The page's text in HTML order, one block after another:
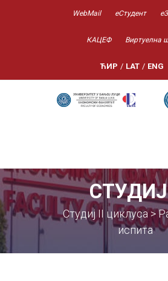
WebMail еСтудент
КАЦЕФ Виртуелна
ЋИР / LAT / ENG
Студиј II циклуса >
испита